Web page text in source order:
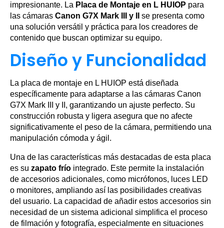
impresionante. La Placa de Montaje en L HUIOP para
las cámaras Canon G7X Mark III y II
se presenta como
una solución versátil y práctica para los creadores de
contenido que buscan optimizar su equipo.
Diseño y Funcionalidad
La placa de montaje en L HUIOP está diseñada
específicamente para adaptarse a las cámaras Canon
G7X Mark III y II, garantizando un ajuste perfecto. Su
construcción robusta y ligera asegura que no afecte
significativamente el peso de la cámara, permitiendo una
manipulación cómoda y ágil.
Una de las características más destacadas de esta placa
es su zapato frío integrado. Este permite la instalación
de accesorios adicionales, como micrófonos, luces LED
o monitores, ampliando así las posibilidades creativas
del usuario. La capacidad de añadir estos accesorios sin
necesidad de un sistema adicional simplifica el proceso
de filmación y fotografía, especialmente en situaciones